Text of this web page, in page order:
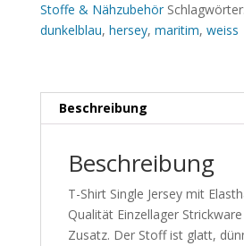
Stoffe & Nähzubehör Schlagwörter:
dunkelblau, hersey, maritim, weiss
Beschreibung
Beschreibung
T-Shirt Single Jersey mit
Qualität Einzellager
Zusatz. Der Stoff ist glatt,